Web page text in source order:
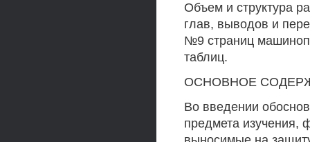
Объем и структура
глав, выводов и
№9 страниц
таблиц.
ОСНОВНОЕ
Во введении
предмета изучения,